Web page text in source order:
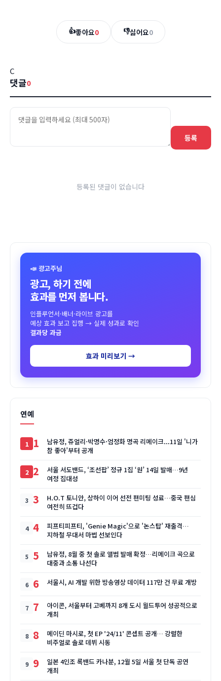
👍좋아요0 👎싫어요0
C
댓글0
등록
등록된 댓글이 없습니다
📣 광고주님
광고, 하기 전에
효과를 먼저 봅니다.
인플루언서·배너·라이브 광고를
예상 효과 보고 집행 → 실제 성과로 확인
결과당 과금
효과 미리보기 →
연예
1
남유정, 쥬얼리·박명수·엄정화 명곡 리메이크...11일 '니가
참 좋아'부터 공개
2
서울 서도밴드, ‘조선팝’ 정규 1집 ‘원’ 14일 발매…9년
여정 집대성
3
H.O.T 토니안, 상하이 이어 선전 팬미팅 성료…중국 팬심
여전히 뜨겁다
4
피프티피프티, 'Genie Magic'으로 '논스탑' 재출격…
지하철 무대서 마법 선보인다
5
남유정, 8월 중 첫 솔로 앨범 발매 확정…리메이크 곡으로
대중과 소통 나선다
6 서울시, AI 개발 위한 방송영상 데이터 117만 건 무료 개방
7
아이콘, 서울부터 고베까지 8개 도시 월드투어 성공적으로
개최
8
메이딘 마시로, 첫 EP '24/11' 콘셉트 공개… 강렬한
비주얼로 솔로 데뷔 시동
9
일본 4인조 록밴드 카나분, 12월 5일 서울 첫 단독 공연
개최